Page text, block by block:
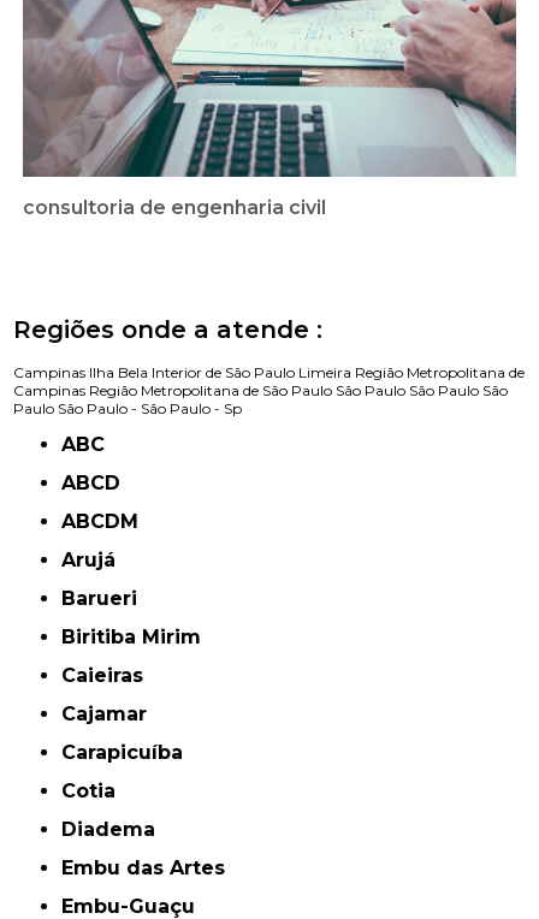
consultoria de engenharia civil
Regiões onde a atende :
Campinas Ilha Bela Interior de São Paulo Limeira Região Metropolitana de
Campinas Região Metropolitana de São Paulo São Paulo São Paulo São
Paulo São Paulo - São Paulo - Sp
ABC
ABCD
ABCDM
Arujá
Barueri
Biritiba Mirim
Caieiras
Cajamar
Carapicuíba
Cotia
Diadema
Embu das Artes
Embu-Guaçu